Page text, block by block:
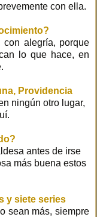
con ella.
con alegría, porque
lo que hace, en
Providencia
ningún otro lugar,
antes de irse
más buena estos
y siete series
sean más, siempre